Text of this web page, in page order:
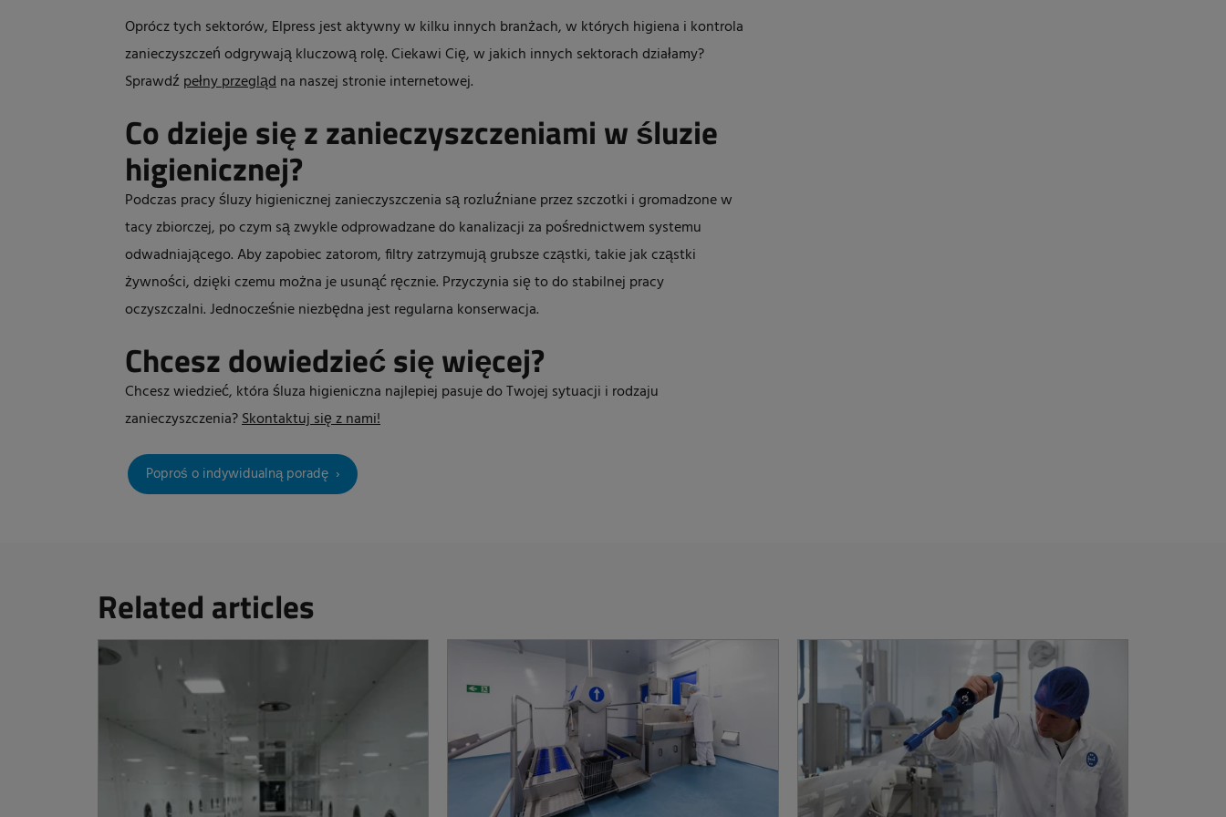
Oprócz tych sektorów, Elpress jest aktywny w kilku innych branżach, w których higiena i kontrola
zanieczyszczeń odgrywają kluczową rolę. Ciekawi Cię, w jakich innych sektorach działamy?
Sprawdź pełny przeglądna naszej stronie internetowej.
Co dzieje się z zanieczyszczeniami w śluzie
higienicznej?
Podczas pracy śluzy higienicznej zanieczyszczenia są rozluźniane przez szczotki i gromadzone w
tacy zbiorczej, po czym są zwykle odprowadzane do kanalizacji za pośrednictwem systemu
odwadniającego. Aby zapobiec zatorom, filtry zatrzymują grubsze cząstki, takie jak cząstki
żywności, dzięki czemu można je usunąć ręcznie. Przyczynia się to do stabilnej pracy
oczyszczalni. Jednocześnie niezbędna jest regularna konserwacja.
Chcesz dowiedzieć się więcej?
Chcesz wiedzieć, która śluza higieniczna najlepiej pasuje do Twojej sytuacji i rodzaju
zanieczyszczenia?Skontaktuj się z nami!
Poproś o indywidualną poradę
Related articles